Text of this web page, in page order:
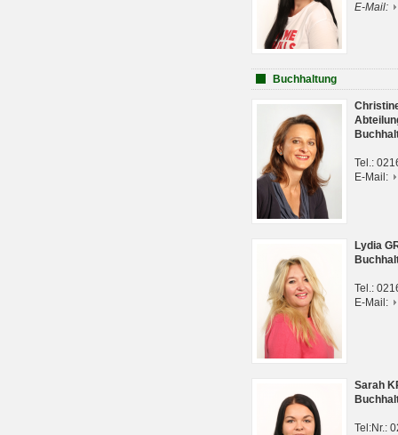
E-Mail:
Buchhaltung
Tel.:
E-Mail:
Lydia
Tel.:
E-Mail:
Sarah
Tel:Nr.: